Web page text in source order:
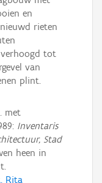
en
rieten
tot
van
plint.
met
Inventaris
Stad
heen in
Rita